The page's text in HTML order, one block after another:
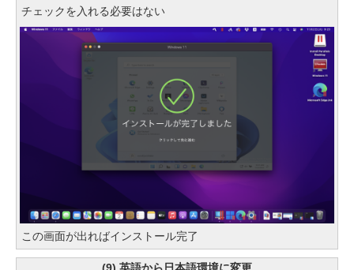
チェックを入れる必要はない
この画面が出ればインストール完了